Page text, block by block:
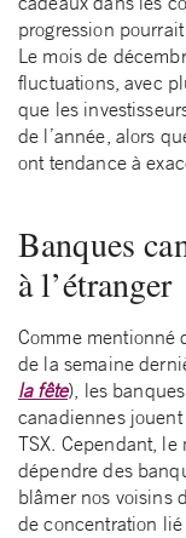
progression
Le mois de
fluctuations, avec
que les
de l’année, alors
ont tendance à
Banques
à l’étranger
Comme mentionné
de la semaine
la fête), les
canadiennes
TSX. Cependant, le
dépendre des
blâmer nos voisins
de concentration